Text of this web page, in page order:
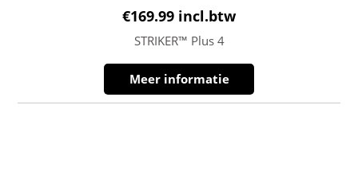
€169.99 incl.btw
STRIKER™ Plus 4
Meer informatie